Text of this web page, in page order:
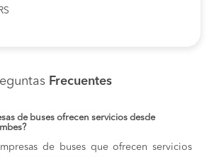
Frecuentes
de buses ofrecen servicios desde
de buses que ofrecen servicios